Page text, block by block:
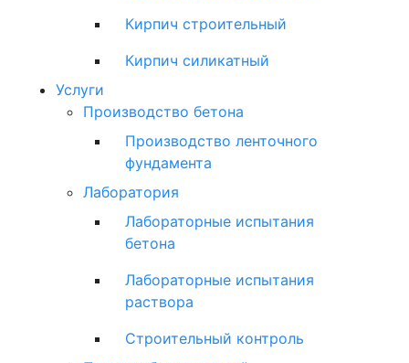
Кирпич строительный
Кирпич силикатный
Услуги
Производство бетона
Производство ленточного
фундамента
Лаборатория
Лабораторные испытания
бетона
Лабораторные испытания
раствора
Строительный контроль